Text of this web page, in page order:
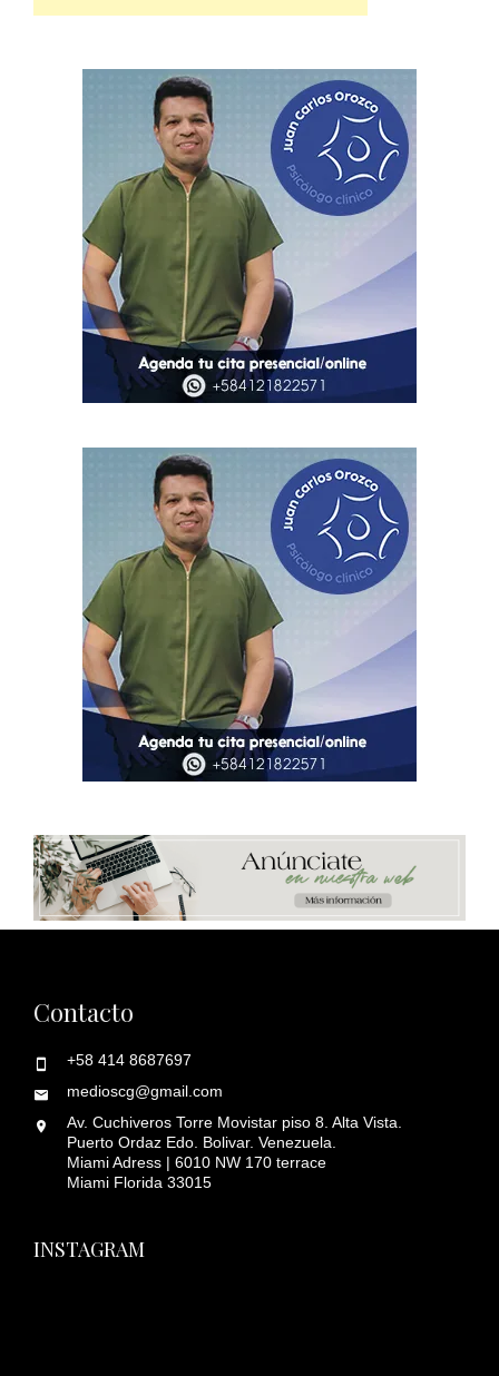
Contacto
+58 414 8687697
medioscg@gmail.com
Av. Cuchiveros Torre Movistar piso 8. Alta Vista.
Puerto Ordaz Edo. Bolivar. Venezuela.
Miami Adress | 6010 NW 170 terrace
Miami Florida 33015
INSTAGRAM